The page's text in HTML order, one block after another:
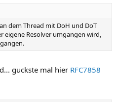
dem Thread mit DoH und DoT
Resolver umgangen wird,
guckste mal hier RFC7858